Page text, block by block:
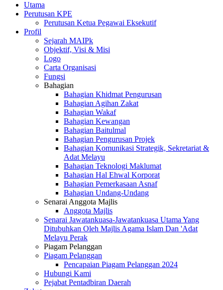
Utama
Perutusan KPE
Perutusan Ketua Pegawai Eksekutif
Profil
Sejarah MAIPk
Objektif, Visi & Misi
Logo
Carta Organisasi
Fungsi
Bahagian
Bahagian Khidmat Pengurusan
Bahagian Agihan Zakat
Bahagian Wakaf
Bahagian Kewangan
Bahagian Baitulmal
Bahagian Pengurusan Projek
Bahagian Komunikasi Strategik, Sekretariat &
Adat Melayu
Bahagian Teknologi Maklumat
Bahagian Hal Ehwal Korporat
Bahagian Pemerkasaan Asnaf
Bahagian Undang-Undang
Senarai Anggota Majlis
Anggota Majlis
Senarai Jawatankuasa-Jawatankuasa Utama Yang
Ditubuhkan Oleh Majlis Agama Islam Dan 'Adat
Melayu Perak
Piagam Pelanggan
Piagam Pelanggan
Pencapaian Piagam Pelanggan 2024
Hubungi Kami
Pejabat Pentadbiran Daerah